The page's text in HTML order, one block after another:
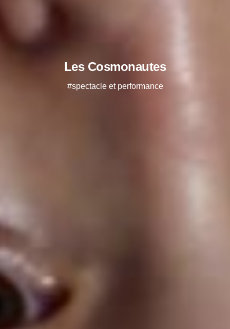
Les Cosmonautes
#spectacle et performance